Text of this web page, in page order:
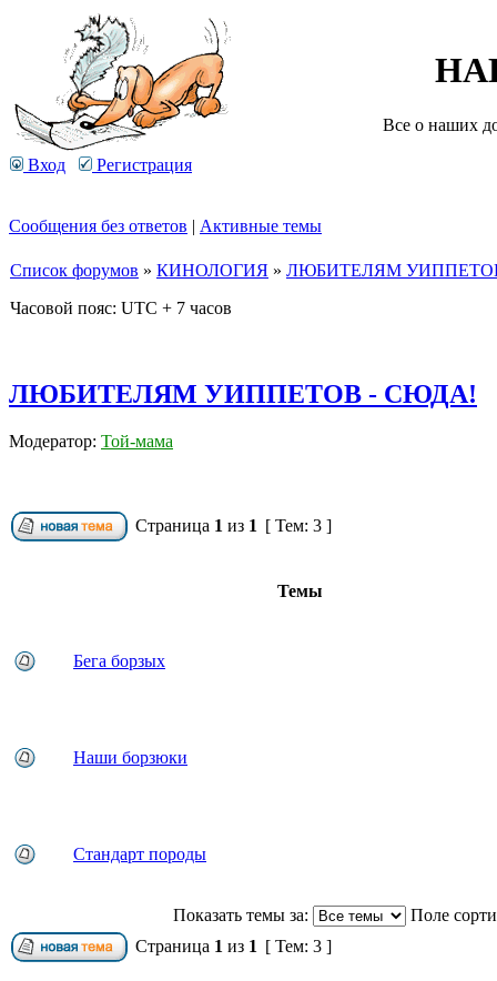
Все о наших
Вход Регистрация
Сообщения без ответов | Активные темы
Список форумов » КИНОЛОГИЯ » ЛЮБИТЕЛЯМ
Часовой пояс: UTC + 7 часов
ЛЮБИТЕЛЯМ УИППЕТОВ - СЮДА!
Модератор: Той-мама
Страница 1 из 1 [ Тем: 3 ]
Темы
Бега борзых
Наши борзюки
Стандарт породы
Показать темы за:
Поле
Страница 1 из 1 [ Тем: 3 ]